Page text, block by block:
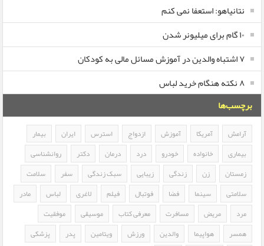
نتانیاهو: استعفا نمی کنم
۱۰ گام برای میلیونر شدن
۷ اشتباه والدین در آموزش مسائل مالی به کودکان
۸ نکته هنگام خرید لباس
برچسب‌ها
آرامش آمریکا آموزش ازدواج استرس ایران
بیمار
بیماری
خانواده خودرو درد درمان دکتر
روانشناسی
زمستان
زن زندگی زیبایی سبک زندگی سفر
سلامت
سلامتی
سینما فضا فوتبال فیلم لاغری لباس
مادر
مرد
مریض مسافرت معرفی کتاب موسیقی
موفقیت
همسر
هواپیما والدین ورزش ویتامین پدر
پزشکی